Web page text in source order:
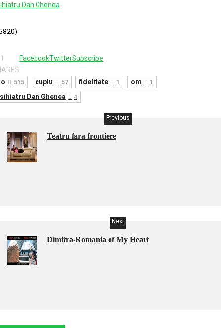
Dan Ghenea
FacebookTwitterSubscribe
515 cuplu 57 fidelitate 1 om 1
Dan Ghenea 4
Previous
Teatru fara frontiere
Next
Dimitra-Romania of My Heart